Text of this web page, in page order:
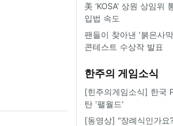
美 ‘KOSA’ 상원 상임
입법 속도
팬들이 찾아낸 '붉은사
콘테스트 수상작 발표
한주의 게임소식
[힌주의게임소식] 한국
탄 '팰월드'
[동영상] "장례식인가